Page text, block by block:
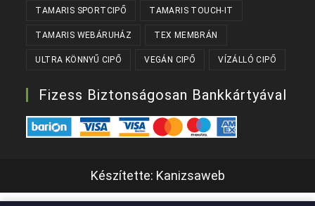
TAMARIS SPORTCIPŐ TAMARIS TOUCH-IT
TAMARIS WEBÁRUHÁZ TEX MEMBRÁN
ULTRA KÖNNYŰ CIPŐ VEGÁN CIPŐ VÍZÁLLÓ CIPŐ
Fizess Biztonságosan Bankkártyával
Készítette: Kanizsaweb